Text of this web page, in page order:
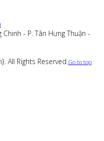
- P. Tân Hưng Thuận -
All Rights Reserved.Go to top